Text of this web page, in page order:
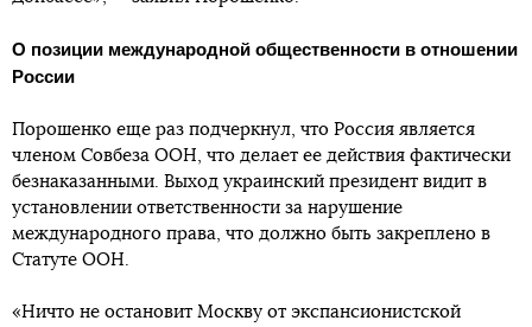
О позиции международной общественности в отношении
России
Порошенко еще раз подчеркнул, что Россия является
членом Совбеза ООН, что делает ее действия фактически
безнаказанными. Выход украинский президент видит в
установлении ответственности за нарушение
международного права, что должно быть закреплено в
Статуте ООН.
«Ничто не остановит Москву от экспансионистской